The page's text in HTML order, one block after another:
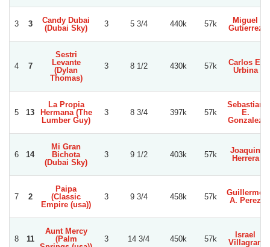
3 3
Candy Dubai
(Dubai Sky)
3 5 3/4 440k 57k
Miguel
Gutierrez
4 7
Sestri
Levante
(Dylan
Thomas)
3 8 1/2 430k 57k
Carlos E.
Urbina
5 13
La Propia
Hermana (The
Lumber Guy)
3 8 3/4 397k 57k
Sebastian
E.
Gonzalez
6 14
Mi Gran
Bichota
(Dubai Sky)
3 9 1/2 403k 57k
Joaquin
Herrera
7 2
Paipa
(Classic
Empire (usa))
3 9 3/4 458k 57k
Guillermo
A. Perez
8 11
Aunt Mercy
(Palm
3 14 3/4 450k 57k
Israel
Villagran